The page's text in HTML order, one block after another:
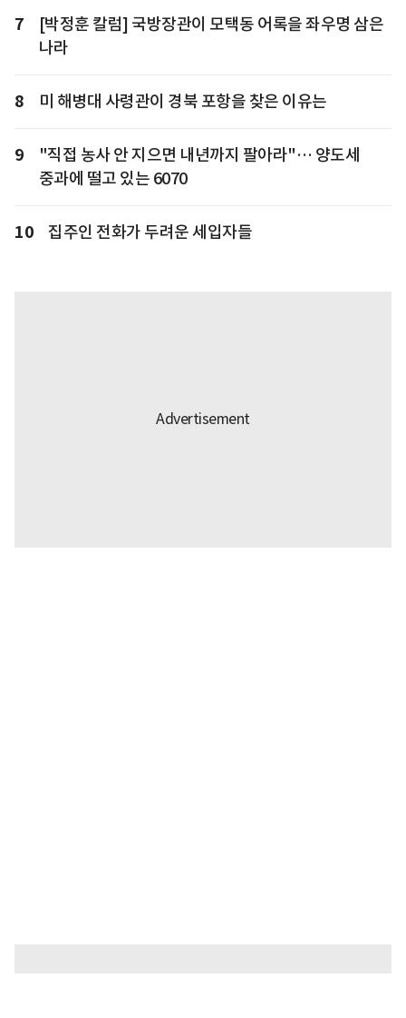
7
[박정훈 칼럼] 국방장관이 모택동 어록을 좌우명 삼은
나라
8 미 해병대 사령관이 경북 포항을 찾은 이유는
9
"직접 농사 안 지으면 내년까지 팔아라"… 양도세
중과에 떨고 있는 6070
10 집주인 전화가 두려운 세입자들